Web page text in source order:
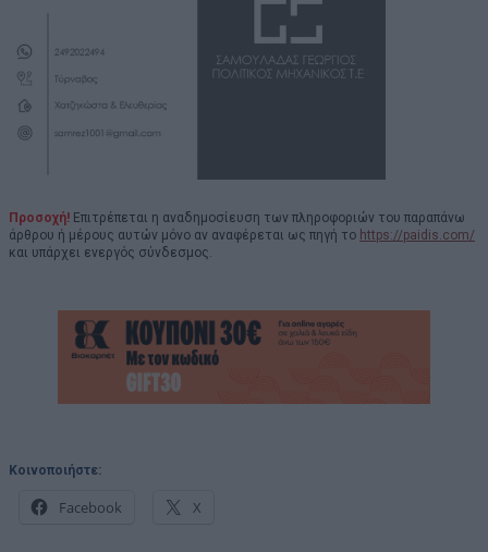
Προσοχή! Επιτρέπεται η αναδημοσίευση των πληροφοριών του παραπάνω
άρθρου ή μέρους αυτών μόνο αν αναφέρεται ως πηγή το https://paidis.com/
και υπάρχει ενεργός σύνδεσμος.
Κοινοποιήστε:
Facebook X